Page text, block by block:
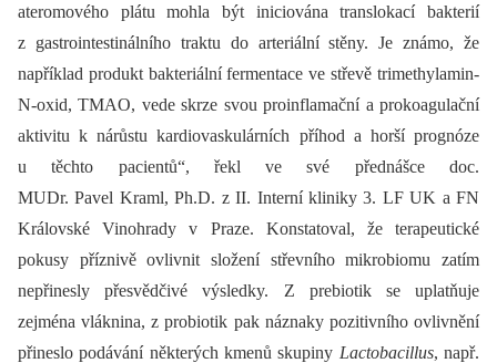
ateromového plátu mohla být iniciována translokací bakterií
z gastrointestinálního traktu do arteriální stěny. Je známo, že
například produkt bakteriální fermentace ve střevě trimethylamin-
N-oxid, TMAO, vede skrze svou proinflamační a prokoagulační
aktivitu k nárůstu kardiovaskulárních příhod a horší prognóze
u těchto pacientů“, řekl ve své přednášce doc.
MUDr. Pavel Kraml, Ph.D. z II. Interní kliniky 3. LF UK a FN
Královské Vinohrady v Praze. Konstatoval, že terapeutické
pokusy příznivě ovlivnit složení střevního mikrobiomu zatím
nepřinesly přesvědčivé výsledky. Z prebiotik se uplatňuje
zejména vláknina, z probiotik pak náznaky pozitivního ovlivnění
přineslo podávání některých kmenů skupiny Lactobacillus, např.